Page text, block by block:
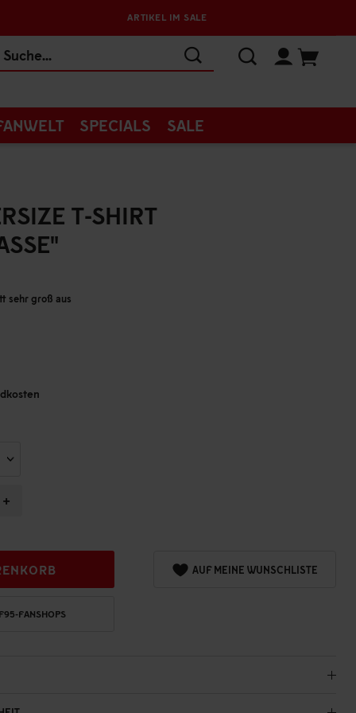
ARTIKEL IM SALE
SPECIALS SALE
T-SHIRT
sehr groß aus
+
AUF MEINE WUNSCHLISTE
FANSHOPS